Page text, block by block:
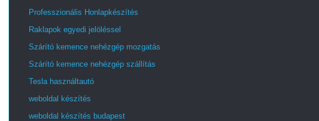
Professzionális Honlapkészítés
Raklapok egyedi jelöléssel
Szárító kemence nehézgép mozgatás
Szárító kemence nehézgép szállítás
Tesla használtautó
weboldal készítés
weboldal készítés budapest